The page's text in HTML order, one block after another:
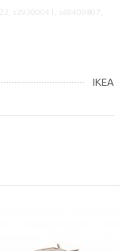
IKEA